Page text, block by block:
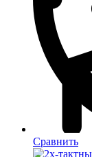
Сравнить